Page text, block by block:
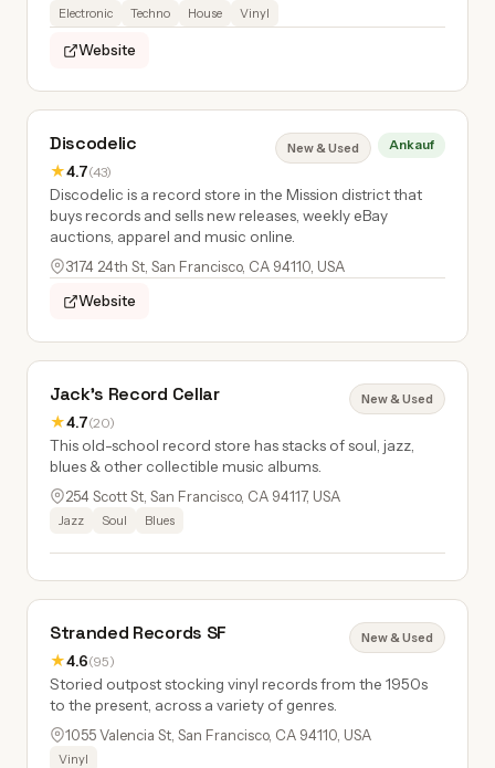
Electronic Techno House Vinyl
Website
Discodelic
★4.7(43)
New & Used Ankauf
Discodelic is a record store in the Mission district that
buys records and sells new releases, weekly eBay
auctions, apparel and music online.
3174 24th St, San Francisco, CA 94110, USA
Website
Jack's Record Cellar
★4.7(20)
New & Used
This old-school record store has stacks of soul, jazz,
blues & other collectible music albums.
254 Scott St, San Francisco, CA 94117, USA
Jazz Soul Blues
Stranded Records SF
★4.6(95)
New & Used
Storied outpost stocking vinyl records from the 1950s
to the present, across a variety of genres.
1055 Valencia St, San Francisco, CA 94110, USA
Vinyl